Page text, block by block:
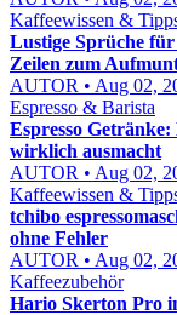
Kaffeewissen &
Lustige Sprüche für
Zeilen zum
AUTOR • Aug 02,
Espresso & Barista
Espresso Getränke:
wirklich ausmacht
AUTOR • Aug 02,
Kaffeewissen &
tchibo
ohne Fehler
AUTOR • Aug 02,
Kaffeezubehör
Hario Skerton Pro